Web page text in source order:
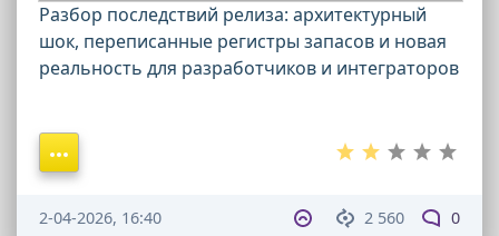
Разбор последствий релиза: архитектурный
шок, переписанные регистры запасов и новая
реальность для разработчиков и интеграторов
2 560 0
2-04-2026, 16:40